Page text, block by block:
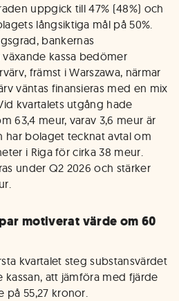
uppgick till 47% (48%) och
långsiktiga mål på 50%.
bankernas
kassa bedömer
främst i Warszawa, närmar
väntas finansieras med en mix
kvartalets utgång hade
63,4 meur, varav 3,6 meur är
har bolaget tecknat avtal om
i Riga för cirka 38 meur.
under Q2 2026 och stärker
motiverat värde om 60
kvartalet steg substansvärdet
kassan, att jämföra med fjärde
på 55,27 kronor.